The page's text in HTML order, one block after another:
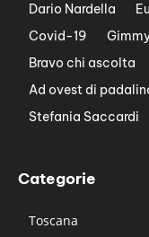
Dario Nardella
Covid-19
Bravo chi ascolta
Ad ovest di
Stefania Saccardi
Categorie
Toscana